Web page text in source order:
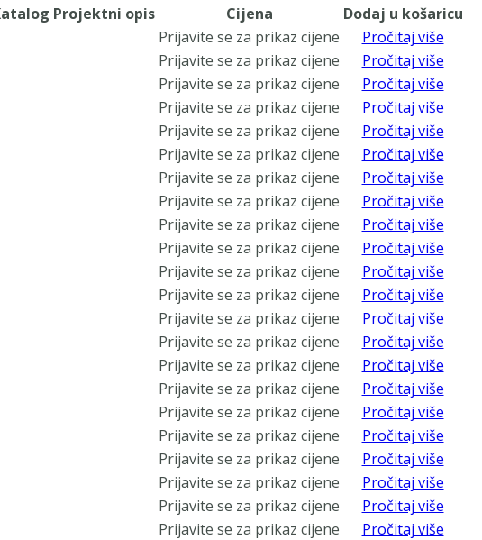
Projektni opis Cijena
Dodaj u košaricu
Prijavite se za prikaz cijene
Pročitaj više
Prijavite se za prikaz cijene
Pročitaj više
Prijavite se za prikaz cijene
Pročitaj više
Prijavite se za prikaz cijene
Pročitaj više
Prijavite se za prikaz cijene
Pročitaj više
Prijavite se za prikaz cijene
Pročitaj više
Prijavite se za prikaz cijene
Pročitaj više
Prijavite se za prikaz cijene
Pročitaj više
Prijavite se za prikaz cijene
Pročitaj više
Prijavite se za prikaz cijene
Pročitaj više
Prijavite se za prikaz cijene
Pročitaj više
Prijavite se za prikaz cijene
Pročitaj više
Prijavite se za prikaz cijene
Pročitaj više
Prijavite se za prikaz cijene
Pročitaj više
Prijavite se za prikaz cijene
Pročitaj više
Prijavite se za prikaz cijene
Pročitaj više
Prijavite se za prikaz cijene
Pročitaj više
Prijavite se za prikaz cijene
Pročitaj više
Prijavite se za prikaz cijene
Pročitaj više
Prijavite se za prikaz cijene
Pročitaj više
Prijavite se za prikaz cijene
Pročitaj više
Prijavite se za prikaz cijene
Pročitaj više